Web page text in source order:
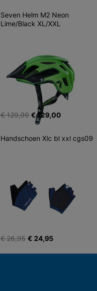
Seven Helm M2 Neon
Lime/Black XL/XXL
€ 129,99 € 129,00
Handschoen Xlc bl xxl cgs09
€ 26,95 € 24,95